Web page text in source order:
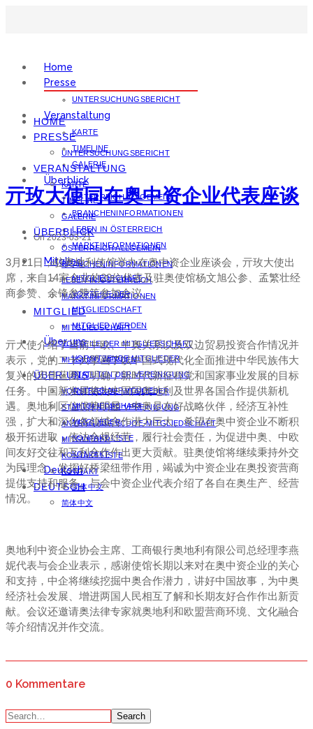
Home
Presse
UNTERSUCHUNGSBERICHT
Veranstaltung
KARTE
TIMELINE
GALERIE
Überblick
ÖSTERREICH ALLGEMEIN
BRANCHENINFORMATIONEN
LEBEN IN ÖSTERREICH
MARKTINFORMATIONEN
Mitglied
MITGLIEDSCHAFT
VORTEILE DER
MITGLIEDSCHAFT
MITGLIED WERDEN
Über uns
VORSITZENDE MITGLIEDER
STATUTEN DER VEREINIGUNG
ANTRAG AUF VCUOE-
MITGLIEDSCHAFT
MITGLIEDER
KONTAKT LISTE
KONTAKT
Deutsch
简体中文
HOME
PRESSE
UNTERSUCHUNGSBERICHT
VERANSTALTUNG
KARTE
TIMELINE
GALERIE
ÜBERBLICK
ÖSTERREICH ALLGEMEIN
BRANCHENINFORMATIONEN
LEBEN IN ÖSTERREICH
MARKTINFORMATIONEN
MITGLIED
MITGLIEDSCHAFT
VORTEILE DER MITGLIEDSCHAFT
MITGLIED WERDEN
ÜBER UNS
VORSITZENDE MITGLIEDER
STATUTEN DER VEREINIGUNG
ANTRAG AUF VCUOE-MITGLIEDSCHAFT
MITGLIEDER
KONTAKT LISTE
KONTAKT
DEUTSCH
简体中文
亓玫大使同在奥中资企业代表座谈
On 2023-03-21
3月21日，驻奥地利使馆举办在奥中资企业座谈会，亓玫大使出
席，来自14家企业的20位代表及驻奥使馆杨文旭公参、孟繁壮经
商参赞、余锋参赞等参加会议。
亓大使介绍了当前中欧、中奥关系以及双边贸易投资合作情况并
表示，党的二十大擘画了以中国式现代化全面推进中华民族伟大
复兴的宏伟蓝图，明确了新时代新征程党和国家事业发展的目标
任务。中国新发展将为中国同奥地利及世界各国合作提供新机
遇。奥地利区位优势明显，中奥是友好战略伙伴，经济互补性
强，扩大和深化各领域合作潜力巨大。希望在奥中资企业不断积
极开拓进取，依法合规经营，履行社会责任，为促进中奥、中欧
间友好交往和互利合作作出更大贡献。驻奥使馆将继续秉持外交
为民理念，发挥好桥梁纽带作用，竭诚为中资企业在奥投资营商
提供支持和服务。与会中资企业代表介绍了各自在奥生产、经营
情况。
奥地利中资企业协会主席、工商银行奥地利有限公司总经理李燕
妮代表与会企业表示，感谢使馆长期以来对在奥中资企业的关心
和支持，中企将继续挖掘中奥合作潜力，讲好中国故事，为中奥
经济社会发展、增进两国人民相互了解和长期友好合作作出新贡
献。会议还邀请奥法律专家就奥地利和欧盟营商环境、文化融合
等介绍情况并作交流。
0 Kommentare
Search